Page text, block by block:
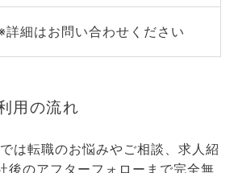
詳細はお問い合わせください
用の流れ
は転職のお悩みやご相談、求人紹
後のアフターフォローまで完全無